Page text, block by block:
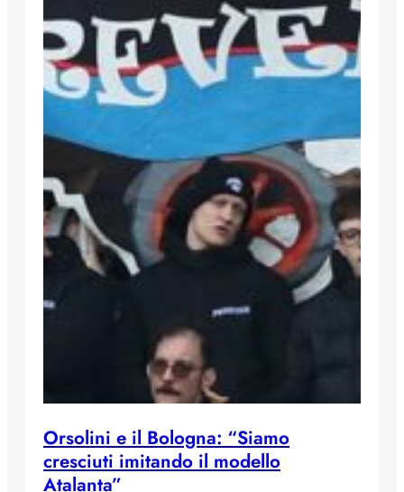
Orsolini e il Bologna: “Siamo
cresciuti imitando il modello
Atalanta”